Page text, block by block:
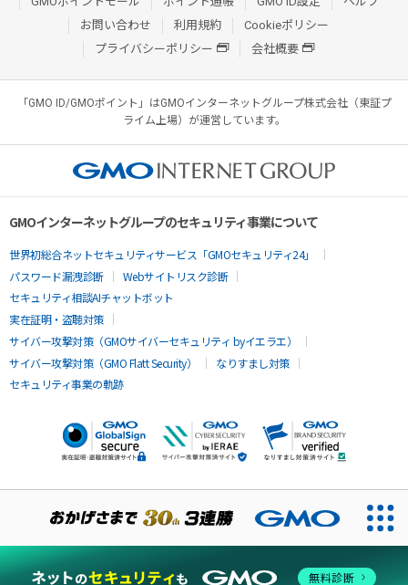
お問い合わせ
利用規約
Cookieポリシー
プライバシーポリシー
会社概要
「GMO ID/GMOポイント」はGMOインターネットグループ株式会社（東証プ
ライム上場）が運営しています。
GMOインターネットグループのセキュリティ事業について
世界初総合ネットセキュリティサービス「GMOセキュリティ24」
パスワード漏洩診断
Webサイトリスク診断
セキュリティ相談AIチャットボット
実在証明・盗聴対策
サイバー攻撃対策（GMOサイバーセキュリティ byイエラエ）
サイバー攻撃対策（GMO Flatt Security）
なりすまし対策
セキュリティ事業の軌跡
無料診断